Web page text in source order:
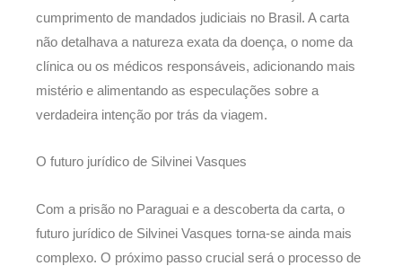
cumprimento de mandados judiciais no Brasil. A carta
não detalhava a natureza exata da doença, o nome da
clínica ou os médicos responsáveis, adicionando mais
mistério e alimentando as especulações sobre a
verdadeira intenção por trás da viagem.
O futuro jurídico de Silvinei Vasques
Com a prisão no Paraguai e a descoberta da carta, o
futuro jurídico de Silvinei Vasques torna-se ainda mais
complexo. O próximo passo crucial será o processo de